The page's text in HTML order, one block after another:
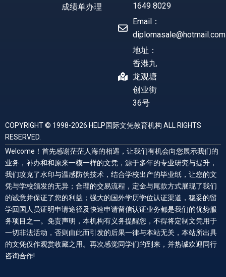
成绩单办理
1649 8029
Email：
diplomasale@hotmail.com
地址：
香港九
龙观塘
创业街
36号
COPYRIGHT © 1998-2026 HELP国际文凭教育机构 ALL RIGHTS
RESERVED.
Welcome！首先感谢茫茫人海的相遇，让我们有机会向您展示我们的
业务，补办和和原来一模一样的文凭，源于多年的专业研究与提升，
我们攻克了水印与温感防伪技术，结合学校出产的毕业纸，让您的文
凭与学校颁发的无异；合理的交易流程，定金与尾款方式展现了我们
的诚意并保证了您的利益；强大的国外学历学位认证渠道，稳妥的留
学回国人员证明申请途径及快速申请留信认证业务都是我们的优势服
务项目之一。免责声明，本机构有义务提醒您，不得将定制文凭用于
一切非法活动，否则由此而引发的后果一律与本站无关，本站所出具
的文凭仅作观赏收藏之用。再次感觉同学们的到来，并热诚欢迎同行
咨询合作!